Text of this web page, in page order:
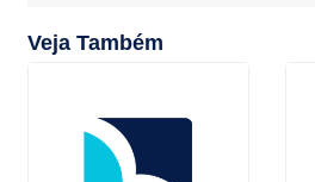
Veja Também